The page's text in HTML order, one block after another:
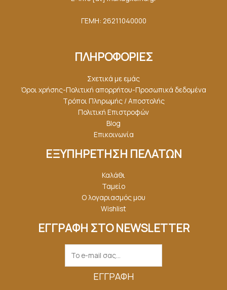
ΓΕΜΗ: 26211040000
ΠΛΗΡΟΦΟΡΙΕΣ
Σχετικά με εμάς
Όροι χρήσης-Πολιτική απορρήτου-Προσωπικά δεδομένα
Τρόποι Πληρωμής / Αποστολής
Πολιτική Επιστροφών
Blog
Επικοινωνία
ΕΞΥΠΗΡΕΤΗΣΗ ΠΕΛΑΤΩΝ
Καλάθι
Ταμείο
Ο λογαριασμός μου
Wishlist
ΕΓΓΡΑΦΗ ΣΤΟ NEWSLETTER
ΕΓΓΡΑΦΉ